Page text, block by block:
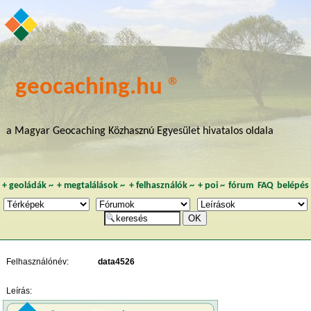
geocaching.hu ®
a Magyar Geocaching Közhasznú Egyesület hivatalos oldala
+ geoládák~ +megtalálások ~ + felhasználók~ + poi~ fórum FAQ belépés
Felhasználónév: data4526
Leírás: